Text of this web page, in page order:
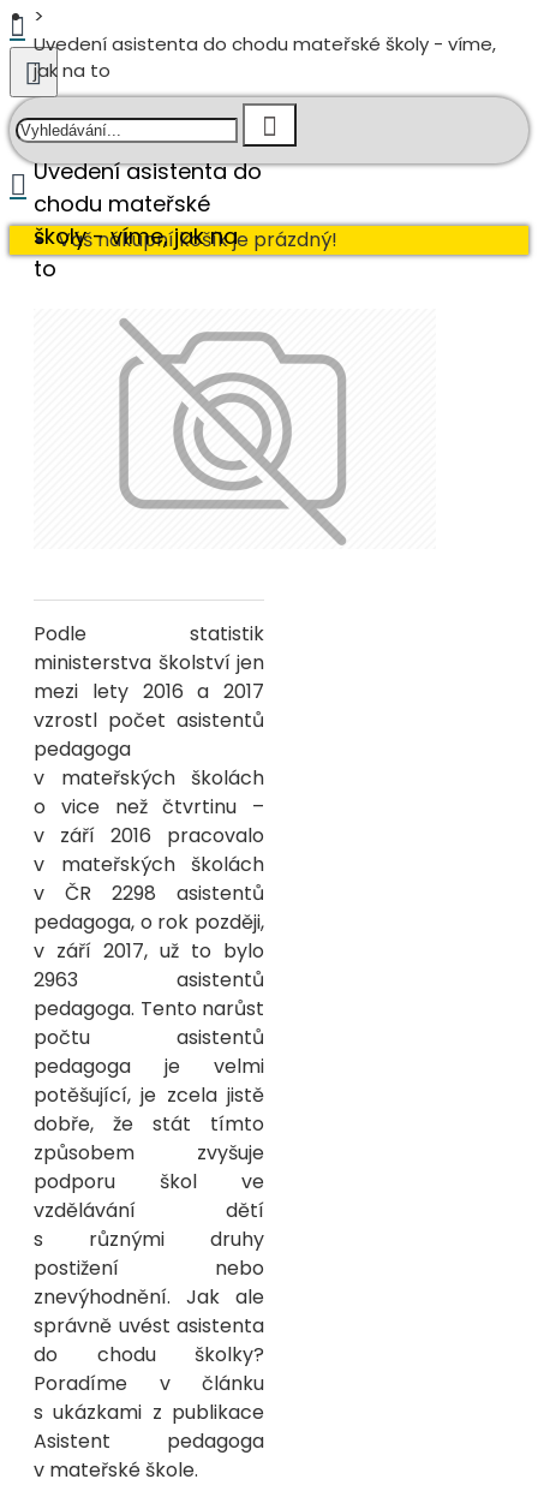
Váš nákupní košík je prázdný!
Uvedení asistenta do chodu mateřské školy - víme,
jak na to
Uvedení asistenta do
chodu mateřské
školy - víme, jak na
to
Podle statistik
ministerstva školství jen
mezi lety 2016 a 2017
vzrostl počet asistentů
pedagoga
v mateřských školách
o vice než čtvrtinu –
v září 2016 pracovalo
v mateřských školách
v ČR 2298 asistentů
pedagoga, o rok později,
v září 2017, už to bylo
2963 asistentů
pedagoga. Tento narůst
počtu asistentů
pedagoga je velmi
potěšující, je zcela jistě
dobře, že stát tímto
způsobem zvyšuje
podporu škol ve
vzdělávání dětí
s různými druhy
postižení nebo
znevýhodnění. Jak ale
správně uvést asistenta
do chodu školky?
Poradíme v článku
s ukázkami z publikace
Asistent pedagoga
v mateřské škole.